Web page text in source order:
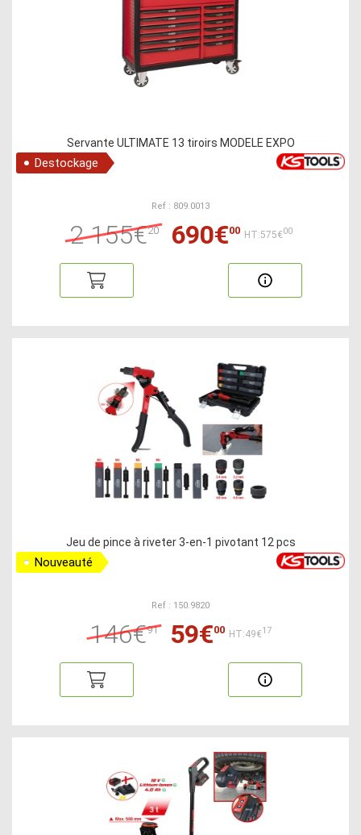
Servante ULTIMATE 13 tiroirs MODELE EXPO
Destockage
Ref : 809.0013
2 155€20 690€00 HT:575€00
Jeu de pince à riveter 3-en-1 pivotant 12 pcs
Nouveauté
Ref : 150.9820
146€91 59€00 HT:49€17